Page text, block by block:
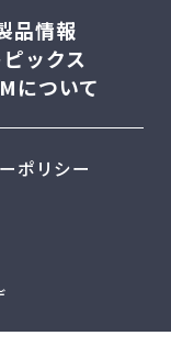
品情報
ピックス
について
ポリシー